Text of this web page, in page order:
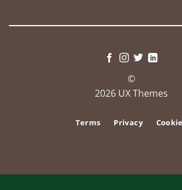
©
2026 UX Themes
Terms Privacy